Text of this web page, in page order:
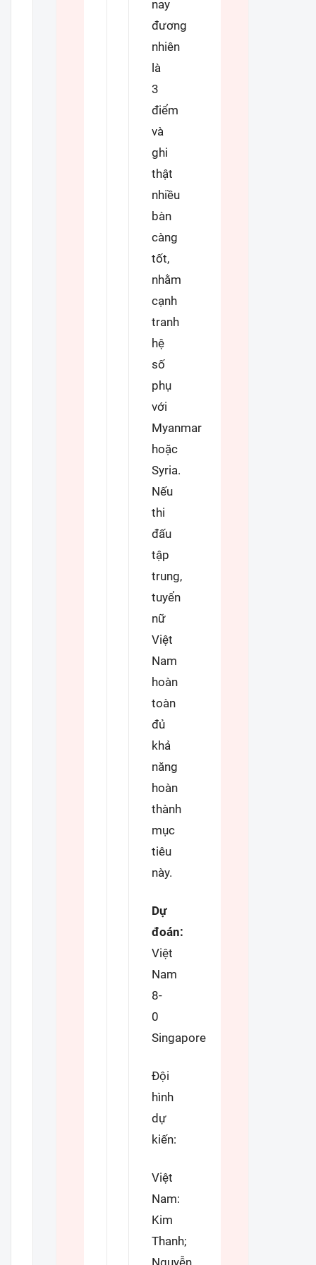
nay
đương
nhiên
là
3
điểm
và
ghi
thật
nhiều
bàn
càng
tốt,
nhằm
cạnh
tranh
hệ
số
phụ
với
Myanmar
hoặc
Syria.
Nếu
thi
đấu
tập
trung,
tuyển
nữ
Việt
Nam
hoàn
toàn
đủ
khả
năng
hoàn
thành
mục
tiêu
này.
Dự
đoán:
Việt
Nam
8-
0
Singapore
Đội
hình
dự
kiến:
Việt
Nam:
Kim
Thanh;